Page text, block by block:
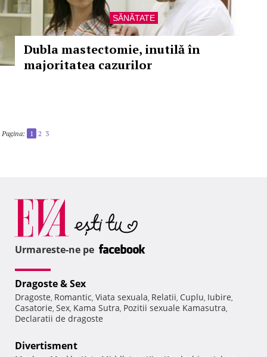
SĂNĂTATE
Dubla mastectomie, inutilă în
majoritatea cazurilor
Pagina: 1 2 3
Urmareste-ne pe
Dragoste & Sex
Dragoste, Romantic, Viata sexuala, Relatii, Cuplu, Iubire,
Casatorie, Sex, Kama Sutra, Pozitii sexuale Kamasutra,
Declaratii de dragoste
Divertisment